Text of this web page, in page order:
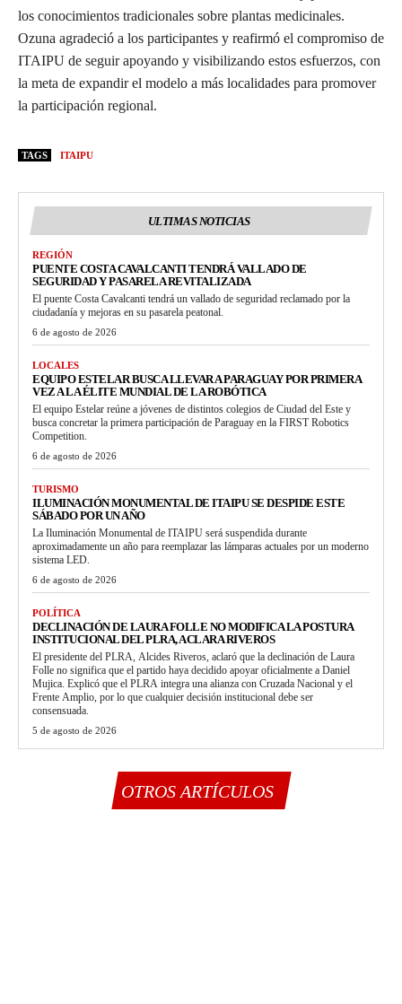
los conocimientos tradicionales sobre plantas medicinales.
Ozuna agradeció a los participantes y reafirmó el compromiso de
ITAIPU de seguir apoyando y visibilizando estos esfuerzos, con
la meta de expandir el modelo a más localidades para promover
la participación regional.
TAGS ITAIPU
ULTIMAS NOTICIAS
REGIÓN
PUENTE COSTA CAVALCANTI TENDRÁ VALLADO DE
SEGURIDAD Y PASARELA REVITALIZADA
El puente Costa Cavalcanti tendrá un vallado de seguridad reclamado por la
ciudadanía y mejoras en su pasarela peatonal.
6 de agosto de 2026
LOCALES
EQUIPO ESTELAR BUSCA LLEVAR A PARAGUAY POR PRIMERA
VEZ A LA ÉLITE MUNDIAL DE LA ROBÓTICA
El equipo Estelar reúne a jóvenes de distintos colegios de Ciudad del Este y
busca concretar la primera participación de Paraguay en la FIRST Robotics
Competition.
6 de agosto de 2026
TURISMO
ILUMINACIÓN MONUMENTAL DE ITAIPU SE DESPIDE ESTE
SÁBADO POR UN AÑO
La Iluminación Monumental de ITAIPU será suspendida durante
aproximadamente un año para reemplazar las lámparas actuales por un moderno
sistema LED.
6 de agosto de 2026
POLÍTICA
DECLINACIÓN DE LAURA FOLLE NO MODIFICA LA POSTURA
INSTITUCIONAL DEL PLRA, ACLARA RIVEROS
El presidente del PLRA, Alcides Riveros, aclaró que la declinación de Laura
Folle no significa que el partido haya decidido apoyar oficialmente a Daniel
Mujica. Explicó que el PLRA integra una alianza con Cruzada Nacional y el
Frente Amplio, por lo que cualquier decisión institucional debe ser
consensuada.
5 de agosto de 2026
OTROS ARTÍCULOS